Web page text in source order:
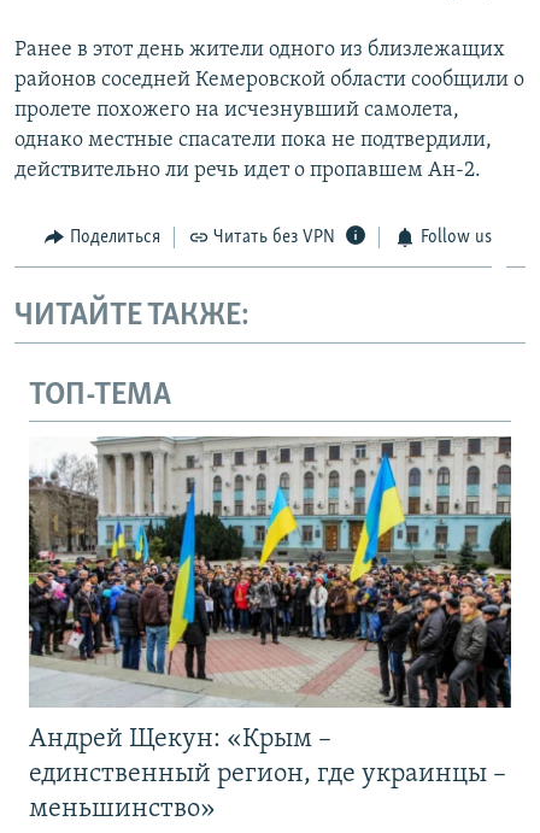
Ранее в этот день жители одного из близлежащих
районов соседней Кемеровской области сообщили о
пролете похожего на исчезнувший самолета,
однако местные спасатели пока не подтвердили,
действительно ли речь идет о пропавшем Ан-2.
Поделиться Читать без VPN Follow us
ЧИТАЙТЕ ТАКЖЕ:
ТОП-ТЕМА
Андрей Щекун: «Крым –
единственный регион, где украинцы –
меньшинство»